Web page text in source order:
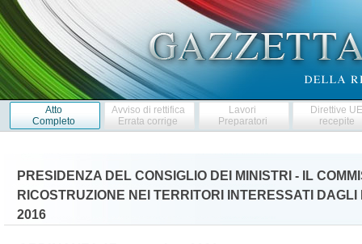
Atto
Completo
Avviso di rettifica
Errata corrige
Lavori
Preparatori
Direttive
recepite
PRESIDENZA DEL CONSIGLIO DEI MINISTRI - IL
RICOSTRUZIONE NEI TERRITORI INTERESSATI
2016